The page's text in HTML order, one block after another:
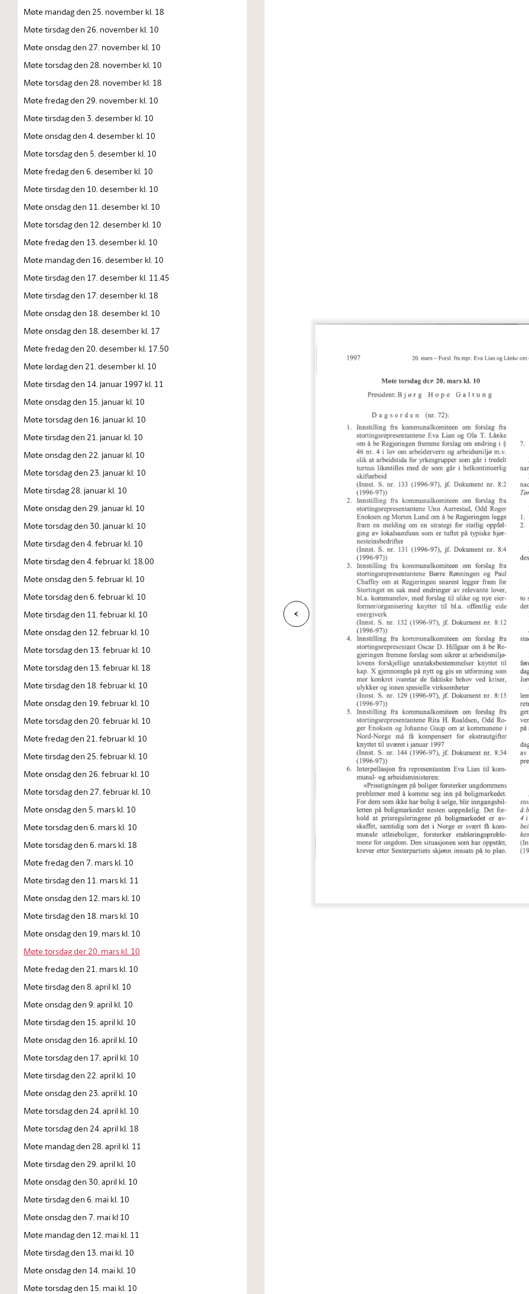
Møte mandag den 25. november kl. 18
Møte tirsdag den 26. november kl. 10
Møte onsdag den 27. november kl. 10
Møte torsdag den 28. november kl. 10
Møte torsdag den 28. november kl. 18
Møte fredag den 29. november kl. 10
Møte tirsdag den 3. desember kl. 10
Møte onsdag den 4. desember kl. 10
Møte torsdag den 5. desember kl. 10
Møte fredag den 6. desember kl. 10
Møte tirsdag den 10. desember kl. 10
Møte onsdag den 11. desember kl. 10
Møte torsdag den 12. desember kl. 10
Møte fredag den 13. desember kl. 10
Møte mandag den 16. desember kl. 10
Møte tirsdag den 17. desember kl. 11.45
Møte tirsdag den 17. desember kl. 18
Møte onsdag den 18. desember kl. 10
Møte onsdag den 18. desember kl. 17
Møte fredag den 20. desember kl. 17.50
Møte lørdag den 21. desember kl. 10
Møte tirsdag den 14. januar 1997 kl. 11
Møte onsdag den 15. januar kl. 10
Møte torsdag den 16. januar kl. 10
Møte tirsdag den 21. januar kl. 10
Møte onsdag den 22. januar kl. 10
Møte torsdag den 23. januar kl. 10
Møte tirsdag 28. januar kl. 10
Møte onsdag den 29. januar kl. 10
Møte torsdag den 30. januar kl. 10
Møte tirsdag den 4. februar kl. 10
Møte tirsdag den 4. februar kl. 18.00
Møte onsdag den 5. februar kl. 10
Møte torsdag den 6. februar kl. 10
Møte tirsdag den 11. februar kl. 10
Møte onsdag den 12. februar kl. 10
Møte torsdag den 13. februar kl. 10
Møte torsdag den 13. februar kl. 18
Møte tirsdag den 18. februar kl. 10
Møte onsdag den 19. februar kl. 10
Møte torsdag den 20. februar kl. 10
Møte fredag den 21. februar kl. 10
Møte tirsdag den 25. februar kl. 10
Møte onsdag den 26. februar kl. 10
Møte torsdag den 27. februar kl. 10
Møte onsdag den 5. mars kl. 10
Møte torsdag den 6. mars kl. 10
Møte torsdag den 6. mars kl. 18
Møte fredag den 7. mars kl. 10
Møte tirsdag den 11. mars kl. 11
Møte onsdag den 12. mars kl. 10
Møte tirsdag den 18. mars kl. 10
Møte onsdag den 19. mars kl. 10
Møte torsdag der 20. mars kl. 10
Møte fredag den 21. mars kl. 10
Møte tirsdag den 8. april kl. 10
Møte onsdag den 9. april kl. 10
Møte tirsdag den 15. april kl. 10
Møte onsdag den 16. april kl. 10
Møte torsdag den 17. april kl. 10
Møte tirsdag den 22. april kl. 10
Møte onsdag den 23. april kl. 10
Møte torsdag den 24. april kl. 10
Møte torsdag den 24. april kl. 18
Møte mandag den 28. april kl. 11
Møte tirsdag den 29. april kl. 10
Møte onsdag den 30. april kl. 10
Møte tirsdag den 6. mai kl. 10
Møte onsdag den 7. mai kl 10
Møte mandag den 12. mai kl. 11
Møte tirsdag den 13. mai kl. 10
Møte onsdag den 14. mai kl. 10
Møte torsdag den 15. mai kl. 10
F
o
rr
i
g
e
s
i
de